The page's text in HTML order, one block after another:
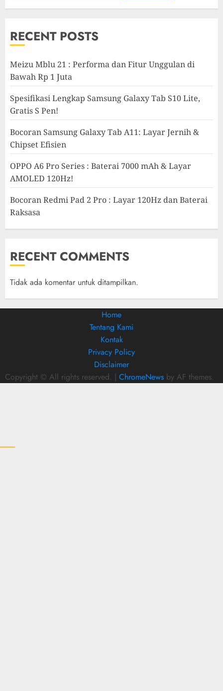
RECENT POSTS
Meizu Mblu 21 : Performa dan Fitur Unggulan di
Bawah Rp 1 Juta
Spesifikasi Lengkap Samsung Galaxy Tab S10 Lite,
Gratis S Pen!
Bocoran Samsung Galaxy Tab A11: Layar Jernih &
Chipset Efisien
OPPO A6 Pro Series : Baterai 7000 mAh & Layar
AMOLED 120Hz!
Bocoran Redmi Pad 2 Pro : Layar 120Hz dan Baterai
Raksasa
RECENT COMMENTS
Tidak ada komentar untuk ditampilkan.
Home
Tentang Kami
Kontak
Privacy Policy
Disclaimer
Copyright © All rights reserved. | ChromeNews by AF themes.